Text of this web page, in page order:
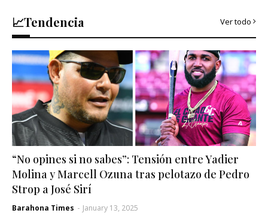
📈Tendencia Ver todo
“No opines si no sabes”: Tensión entre Yadier
Molina y Marcell Ozuna tras pelotazo de Pedro
Strop a José Sirí
Barahona Times - January 13, 2025